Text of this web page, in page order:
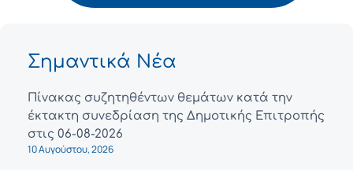
Σημαντικά Νέα
Πίνακας συζητηθέντων θεμάτων κατά την
έκτακτη συνεδρίαση της Δημοτικής Επιτροπής
στις 06-08-2026
10 Αυγούστου, 2026